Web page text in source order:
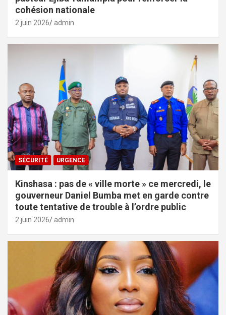
cohésion nationale
2 juin 2026 admin
SÉCURITÉ URGENCE
Kinshasa : pas de « ville morte » ce mercredi, le
gouverneur Daniel Bumba met en garde contre
toute tentative de trouble à l’ordre public
2 juin 2026 admin